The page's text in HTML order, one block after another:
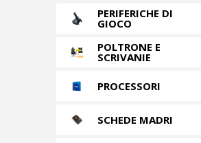
PERIFERICHE DI
GIOCO
POLTRONE E
SCRIVANIE
PROCESSORI
SCHEDE MADRI